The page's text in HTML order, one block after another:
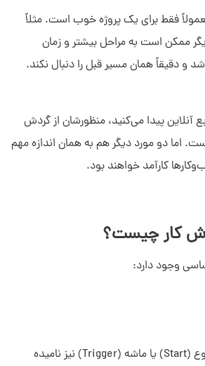
فقط برای یک پروژه خوب است. مثلاً
است به مراحل بیشتر و زمان
و دقیقاً همان مسیر قبل را دنبال نکند.
آنلاین پیدا می‌کنید، منظورشان از گردش
اما دو مورد دیگر هم به همان اندازه مهم
کارآمد خواهند بود.
کار چیست؟
این عنصر که معمولاً شروع (Start) یا ماشه (Trigger) نیز نامیده